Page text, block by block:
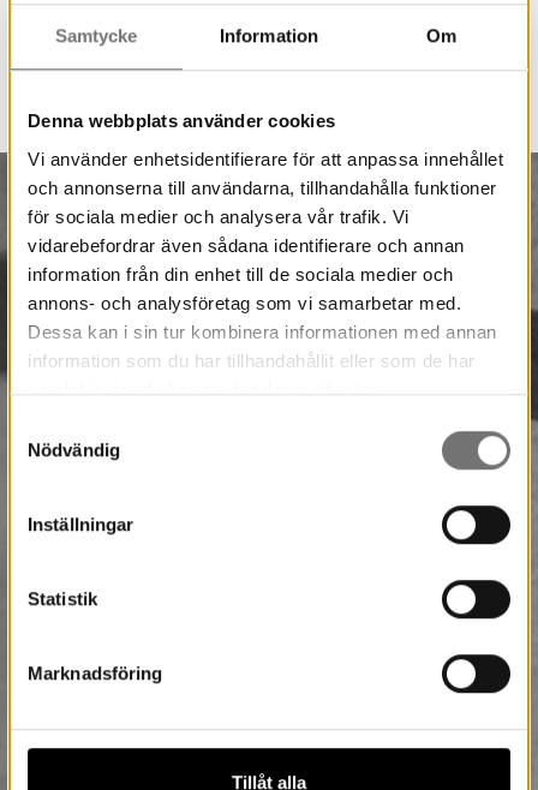
Samtycke Information Om
Denna webbplats använder cookies
Vi använder enhetsidentifierare för att anpassa innehållet
och annonserna till användarna, tillhandahålla funktioner
för sociala medier och analysera vår trafik. Vi
vidarebefordrar även sådana identifierare och annan
information från din enhet till de sociala medier och
annons- och analysföretag som vi samarbetar med.
Dessa kan i sin tur kombinera informationen med annan
information som du har tillhandahållit eller som de har
samlat in när du har använt deras tjänster.
Nödvändig
Inställningar
Statistik
Marknadsföring
Tillåt alla
Litteraturen i samlingarna
Sök